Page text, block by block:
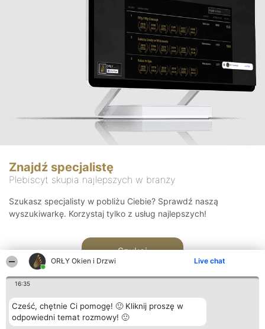
ORŁY Okien i Drzwi Live chat
16:35
Cześć, chętnie Ci pomogę! 🙂 Kliknij proszę w
odpowiedni temat rozmowy! 🙂
Znajdź specjalistę
Plebiscyt skupia najlepszych w branży
Szukasz specjalisty w pobliżu Ciebie? Sprawdź naszą
wyszukiwarkę. Korzystaj tylko z usług najlepszych!
Szukaj